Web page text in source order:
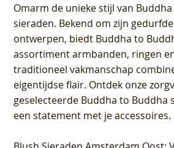
Omarm de unieke stijl van
sieraden. Bekend om zijn
ontwerpen, biedt Buddha to
assortiment armbanden, ringen
traditioneel vakmanschap
eigentijdse flair. Ontdek onze
geselecteerde Buddha to Buddha
een statement met je accessoires.